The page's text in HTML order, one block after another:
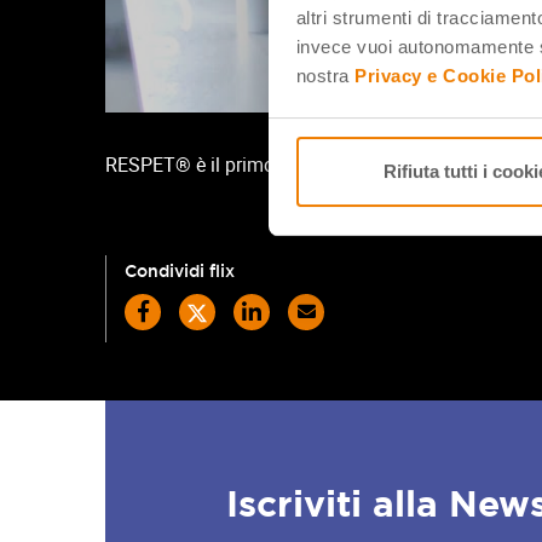
altri strumenti di
invece vuoi
nostra Privacy e Cookie
Rifiuta tutti i
RESPET® è il primo banco realizzato con 100% Pet
Condividi flix
Iscriviti alla